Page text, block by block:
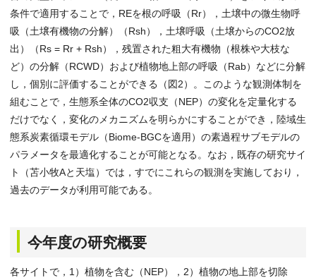
条件で適用することで，REを根の呼吸（Rr），土壌中の微生物呼
吸（土壌有機物の分解）（Rsh），土壌呼吸（土壌からのCO2放
出）（Rs = Rr + Rsh），残置された粗大有機物（根株や大枝な
ど）の分解（RCWD）および植物地上部の呼吸（Rab）などに分解
し，個別に評価することができる（図2）。このような観測体制を
組むことで，生態系全体のCO2収支（NEP）の変化を定量化する
だけでなく，変化のメカニズムを明らかにすることができ，陸域生
態系炭素循環モデル（Biome-BGCを適用）の素過程サブモデルの
パラメータを最適化することが可能となる。なお，既存の研究サイ
ト（苫小牧Aと天塩）では，すでにこれらの観測を実施しており，
過去のデータが利用可能である。
今年度の研究概要
各サイトで，1）植物を含む（NEP），2）植物の地上部を切除